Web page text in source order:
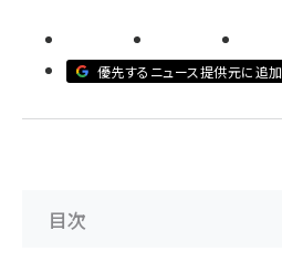
優先するニュース提供元に追加
目次